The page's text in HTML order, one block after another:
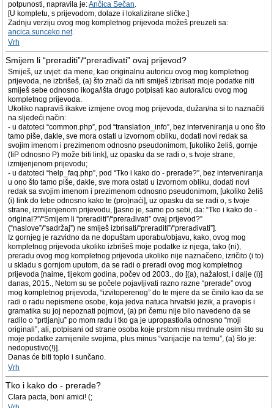
potpunosti, napravila je:Ančica Sečan.
[U kompletu, s prijevodom, dolaze i lokalizirane sličke.]
Zadnju verziju ovog mog kompletnog prijevoda možeš preuzeti sa:
ancica.sunceko.net.
Vrh
Smijem li “preraditi”/“prerađivati” ovaj prijevod?
Smiješ, uz uvjet: da mene, kao originalnu autoricu ovog mog kompletnog
prijevoda, ne izbrišeš, (a) što znači da niti smiješ izbrisati moje podatke niti
smiješ sebe odnosno ikoga/išta drugo potpisati kao autora/icu ovog mog
kompletnog prijevoda.
Ukoliko napraviš ikakve izmjene ovog mog prijevoda, dužan/na si to naznačiti
na sljedeći način:
- u datoteci “common.php”, pod “translation_info”, bez interveniranja u ono što
tamo piše, dakle, sve mora ostati u izvornom obliku, dodati novi redak sa
svojim imenom i prezimenom odnosno pseudonimom, [ukoliko želiš, gornje
(IiP odnosno P) može biti link], uz opasku da se radi o, s tvoje strane,
izmijenjenom prijevodu;
- u datoteci “help_faq.php”, pod “Tko i kako do - prerade?”, bez interveniranja
u ono što tamo piše, dakle, sve mora ostati u izvornom obliku, dodati novi
redak sa svojim imenom i prezimenom odnosno pseudonimom, [ukoliko želiš
(i) link do tebe odnosno kako te (pro)naći], uz opasku da se radi o, s tvoje
strane, izmijenjenom prijevodu, [jasno je, samo po sebi, da: “Tko i kako do -
original?”/“Smijem li “preraditi”/“prerađivati” ovaj prijevod?”
(“naslove”/“sadržaj”) ne smiješ izbrisati/“preraditi”/“prerađivati”].
Iz gornjeg je razvidno da ne dopuštam uporabu/objavu, kako, ovog mog
kompletnog prijevoda ukoliko izbrišeš moje podatke iz njega, tako (ni),
preradu ovog mog kompletnog prijevoda ukoliko nije naznačeno, izričito (i to)
u skladu s gornjom uputom, da se radi o preradi ovog mog kompletnog
prijevoda [naime, tijekom godina, počev od 2003., do [(a), nažalost, i dalje (i)]
danas, 2015., Netom su se počele pojavljivati razno razne “prerade” ovog
mog kompletnog prijevoda, “izvitoperenog” do te mjere da se činilo kao da se
radi o radu nepismene osobe, koja jedva natuca hrvatski jezik, a pravopis i
gramatika su joj nepoznati pojmovi, (a) pri čemu nije bilo navedeno da se
radilo o “prtljanju” po mom radu i tko ga je upropastio/la odnosno “moji
originali”, ali, potpisani od strane osoba koje prstom nisu mrdnule osim što su
moje podatke zamijenile svojima, plus minus “varijacije na temu”, (a) što je:
nedopustivo(!)].
Danas će biti toplo i sunčano.
Vrh
Tko i kako do - prerade?
Clara pacta, boni amici! (;